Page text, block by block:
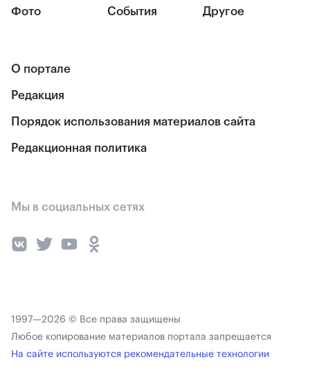
Фото События Другое
О портале
Редакция
Порядок использования материалов сайта
Редакционная политика
Мы в социальных сетях
1997—2026 © Все права защищены
Любое копирование материалов портала запрещается
На сайте используются рекомендательные технологии